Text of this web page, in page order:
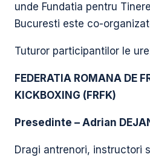
unde Fundatia pentru
Bucuresti este co-
Tuturor participantilor le
FEDERATIA ROMANA DE
KICKBOXING (FRFK)
Presedinte – Adrian
Dragi antrenori, instructori